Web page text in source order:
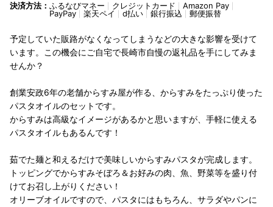
決済方法： ふるなびマネー クレジットカード
Amazon Pay
PayPay
楽天ペイ d払い 銀行振込 郵便振替
予定していた販路がなくなってしまうなどの大きな影響を受けて
います。この機会にご自宅で長崎市自慢の返礼品を手にしてみま
せんか？
創業安政6年の老舗からすみ屋が作る、からすみをたっぷり使った
パスタオイルのセットです。
からすみは高級なイメージがあるかと思いますが、手軽に使える
パスタオイルもあるんです！
茹でた麺と和えるだけで美味しいからすみパスタが完成します。
トッピングでからすみそぼろ＆お好みの肉、魚、野菜等を盛り付
けてお召し上がりください！
オリーブオイルですので、パスタにはもちろん、サラダやパンに